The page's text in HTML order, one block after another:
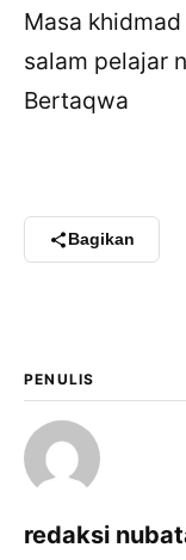
Masa
salam pelajar
Bertaqwa
Bagikan
PENULIS
redaksi
Bagikan
WhatsApp
Facebook